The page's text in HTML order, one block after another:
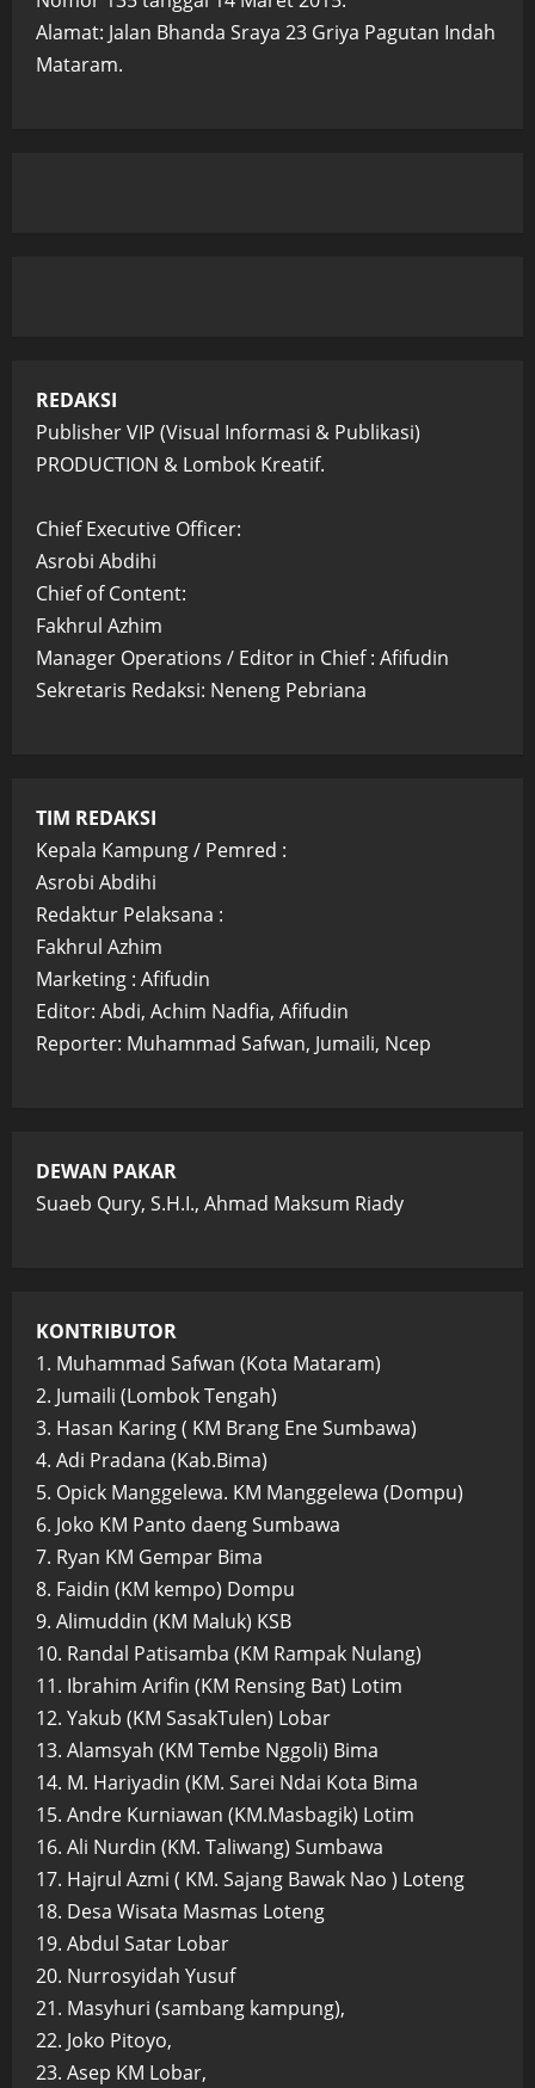
Alamat: Jalan Bhanda Sraya 23 Griya Pagutan Indah
Mataram.
REDAKSI
Publisher VIP (Visual Informasi & Publikasi)
PRODUCTION & Lombok Kreatif.
Chief Executive Officer:
Asrobi Abdihi
Chief of Content:
Fakhrul Azhim
Manager Operations / Editor in Chief : Afifudin
Sekretaris Redaksi: Neneng Pebriana
TIM REDAKSI
Kepala Kampung / Pemred :
Asrobi Abdihi
Redaktur Pelaksana :
Fakhrul Azhim
Marketing : Afifudin
Editor: Abdi, Achim Nadfia, Afifudin
Reporter: Muhammad Safwan, Jumaili, Ncep
DEWAN PAKAR
Suaeb Qury, S.H.I., Ahmad Maksum Riady
KONTRIBUTOR
1. Muhammad Safwan (Kota Mataram)
2. Jumaili (Lombok Tengah)
3. Hasan Karing ( KM Brang Ene Sumbawa)
4. Adi Pradana (Kab.Bima)
5. Opick Manggelewa. KM Manggelewa (Dompu)
6. Joko KM Panto daeng Sumbawa
7. Ryan KM Gempar Bima
8. Faidin (KM kempo) Dompu
9. Alimuddin (KM Maluk) KSB
10. Randal Patisamba (KM Rampak Nulang)
11. Ibrahim Arifin (KM Rensing Bat) Lotim
12. Yakub (KM SasakTulen) Lobar
13. Alamsyah (KM Tembe Nggoli) Bima
14. M. Hariyadin (KM. Sarei Ndai Kota Bima
15. Andre Kurniawan (KM.Masbagik) Lotim
16. Ali Nurdin (KM. Taliwang) Sumbawa
17. Hajrul Azmi ( KM. Sajang Bawak Nao ) Loteng
18. Desa Wisata Masmas Loteng
19. Abdul Satar Lobar
20. Nurrosyidah Yusuf
21. Masyhuri (sambang kampung),
22. Joko Pitoyo,
23. Asep KM Lobar,